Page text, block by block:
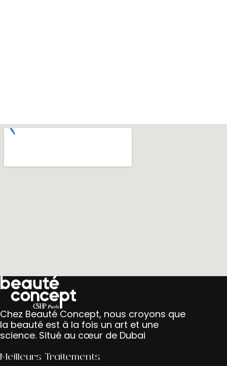
Chez Beauté Concept, nous croyons que
la beauté est à la fois un art et une
science. Situé au cœur de Dubai
Meilleurs Traitements